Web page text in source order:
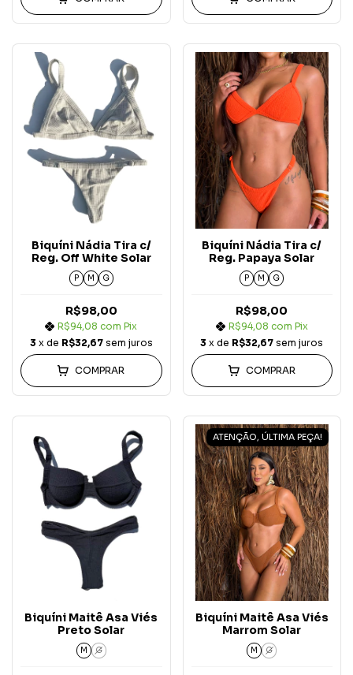
Biquíni Nádia Tira c/
Reg. Off White Solar
P M G
R$98,00
R$94,08com Pix
3 x de R$32,67 sem juros
COMPRAR
Biquíni Nádia Tira c/
Reg. Papaya Solar
P M G
R$98,00
R$94,08 com Pix
3 x de R$32,67 sem juros
COMPRAR
Biquíni Maitê Asa Viés
Preto Solar
M G
ATENÇÃO, ÚLTIMA PEÇA!
Biquíni Maitê Asa Viés
Marrom Solar
M G